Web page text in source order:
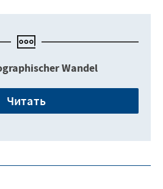
Wandel
Читать